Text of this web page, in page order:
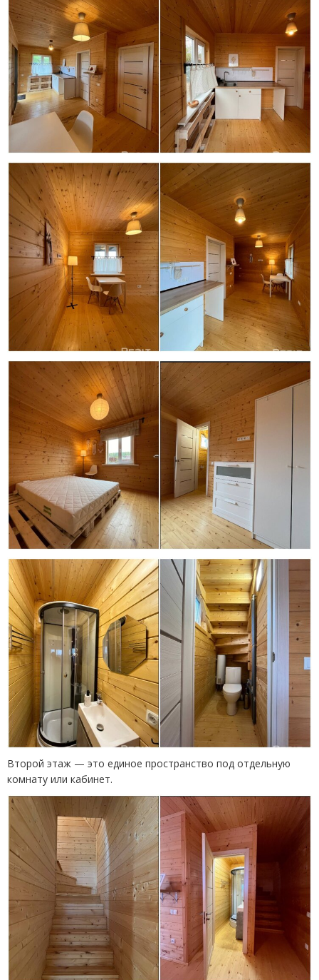
Второй этаж — это единое пространство под отдельную
комнату или кабинет.